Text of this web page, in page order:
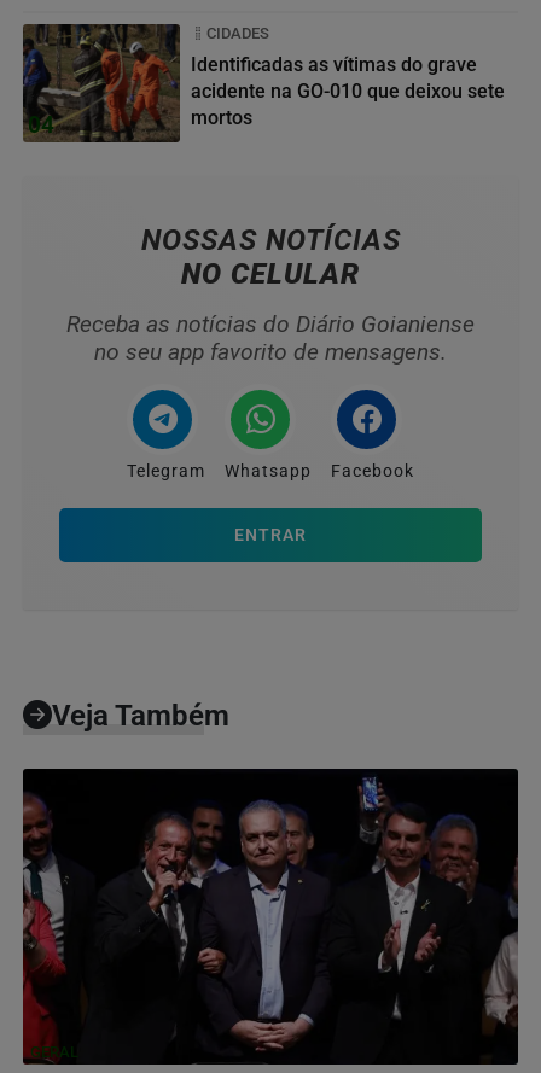
04
CIDADES
Identificadas as vítimas do grave
acidente na GO-010 que deixou sete
mortos
NOSSAS NOTÍCIAS
NO CELULAR
Receba as notícias do Diário Goianiense
no seu app favorito de mensagens.
Telegram Whatsapp Facebook
ENTRAR
Veja Também
GERAL